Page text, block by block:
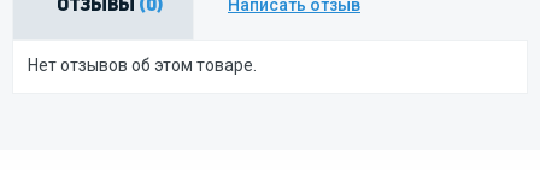
Отзывы (0) Написать отзыв
Нет отзывов об этом товаре.